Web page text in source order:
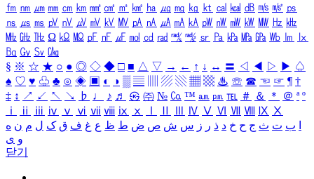
㎙ ㎚ ㎛ ㎜ ㎝ ㎞ ㎟ ㎠ ㎡ ㎢ ㏊ ㎍ ㎎ ㎏ ㏏ ㎈ ㎉ ㏈ ㎧ ㎨ ㎰
㎱ ㎲ ㎳ ㎴ ㎵ ㎶ ㎷ ㎸ ㎹ ㎀ ㎁ ㎂ ㎃ ㎄ ㎺ ㎻ ㎽ ㎾ ㎿ ㎐ ㎑
㎒ ㎓ ㎔ Ω ㏀ ㏁ ㎊ ㎋ ㎌ ㏖ ㏅ ㎭ ㎮ ㎯ ㏛ ㎩ ㎪ ㎫ ㎬ ㏝ ㏐
㏓
㏃ ㏉ ㏜ ㏆
§ ※ ☆ ★ ○ ● ◎ ◇ ◆ □ ■ △ ▽ → ← ↑ ↓ ↔ 〓 ◁ ◀ ▷ ▶ ♤
♠ ♡ ♥ ♧ ♣ ⊙ ◈ ▣ ◐ ◑ ▒ ▤ ▨ ▧ ▦ ▩ ♨ ☏ ☎ ☜ ☞ ¶ †
‡ ↕ ↗ ↙ ↖ ↘ ♭ ♩ ♪ ♬ ㉿ ㈜ № ㏇ ™ ㏂ ㏘ ℡ ＃ ＆ ＊ ＠ ª º
ⅰ
ⅱ ⅲ ⅳ ⅴ ⅵ ⅶ ⅷ ⅸ ⅹ Ⅳ Ⅴ Ⅵ Ⅶ Ⅷ Ⅸ Ⅹ
ب ت ث ج ح خ د ذ ر ز س ش ص ض ط ظ ع غ ف ق ک ل م ن ه
و ی
닫기